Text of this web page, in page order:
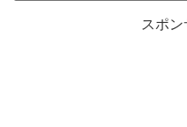
スポン